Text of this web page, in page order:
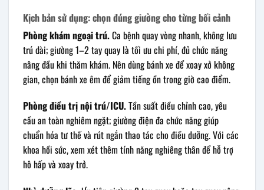
Kịch bản sử dụng: chọn đúng giường cho từng bối cảnh
Phòng khám ngoại trú.Ca bệnh quay vòng nhanh, không lưu
trú dài; giường 1–2 tay quay là tối ưu chi phí, đủ chức năng
nâng đầu khi thăm khám. Nên dùng bánh xe để xoay xở không
gian, chọn bánh xe êm để giảm tiếng ồn trong giờ cao điểm.
Phòng điều trị nội trú/ICU.Tần suất điều chỉnh cao, yêu
cầu an toàn nghiêm ngặt; giường điện đa chức năng giúp
chuẩn hóa tư thế và rút ngắn thao tác cho điều dưỡng. Với các
khoa hồi sức, xem xét thêm tính năng nghiêng thân để hỗ trợ
hô hấp và xoay trở.